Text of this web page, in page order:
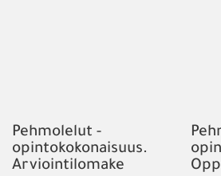
Pehmolelut -
opintokokonaisuus.
Arviointilomake